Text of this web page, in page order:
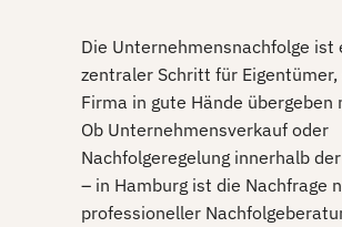
Die Unternehmensnachfolge ist
zentraler Schritt für Eigentümer,
Firma in gute Hände übergeben
Ob Unternehmensverkauf oder
Nachfolgeregelung innerhalb
– in Hamburg ist die Nachfrage
professioneller